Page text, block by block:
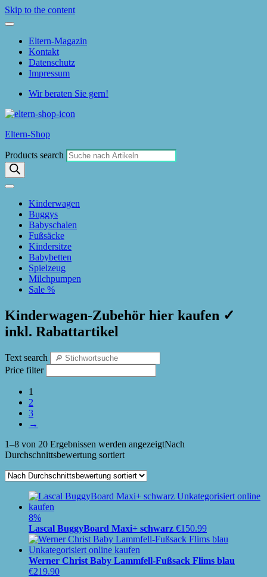
Skip to the content
Eltern-Magazin
Kontakt
Datenschutz
Impressum
Wir beraten Sie gern!
Eltern-Shop
Products search
Kinderwagen
Buggys
Babyschalen
Fußsäcke
Kindersitze
Babybetten
Spielzeug
Milchpumpen
Sale %
Kinderwagen-Zubehör hier kaufen ✓
inkl. Rabattartikel
Text search
Price filter
1
2
3
→
1–8 von 20 Ergebnissen werden angezeigtNach
Durchschnittsbewertung sortiert
8%
Lascal BuggyBoard Maxi+ schwarz €150.99
Werner Christ Baby Lammfell-Fußsack Flims blau
€219.90